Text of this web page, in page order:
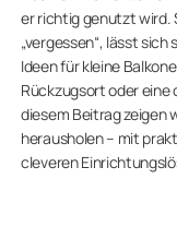
er richtig genutzt wird.
„vergessen“, lässt
Ideen für kleine
Rückzugsort oder eine
diesem Beitrag zeigen
herausholen – mit
cleveren